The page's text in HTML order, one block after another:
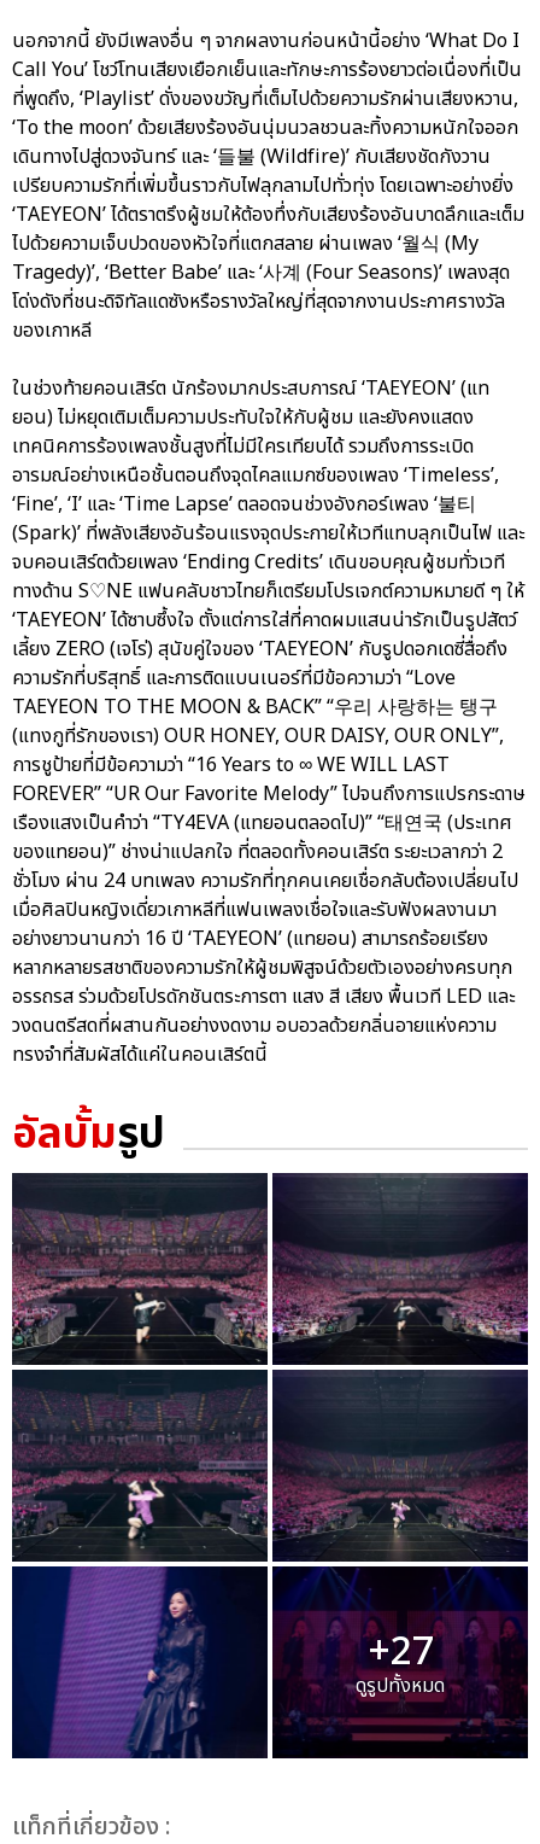
นอกจากนี้ ยังมีเพลงอื่น ๆ จากผลงานก่อนหน้านี้อย่าง ‘What Do I
Call You’ โชว์โทนเสียงเยือกเย็นและทักษะการร้องยาวต่อเนื่องที่เป็น
ที่พูดถึง, ‘Playlist’ ดั่งของขวัญที่เต็มไปด้วยความรักผ่านเสียงหวาน,
‘To the moon’ ด้วยเสียงร้องอันนุ่มนวลชวนละทิ้งความหนักใจออก
เดินทางไปสู่ดวงจันทร์ และ ‘들불 (Wildfire)’ กับเสียงชัดกังวาน
เปรียบความรักที่เพิ่มขึ้นราวกับไฟลุกลามไปทั่วทุ่ง โดยเฉพาะอย่างยิ่ง
‘TAEYEON’ ได้ตราตรึงผู้ชมให้ต้องทึ่งกับเสียงร้องอันบาดลึกและเต็ม
ไปด้วยความเจ็บปวดของหัวใจที่แตกสลาย ผ่านเพลง ‘월식 (My
Tragedy)’, ‘Better Babe’ และ ‘사계 (Four Seasons)’ เพลงสุด
โด่งดังที่ชนะดิจิทัลแดซังหรือรางวัลใหญ่ที่สุดจากงานประกาศรางวัล
ของเกาหลี
ในช่วงท้ายคอนเสิร์ต นักร้องมากประสบการณ์ ‘TAEYEON’ (แท
ยอน) ไม่หยุดเติมเต็มความประทับใจให้กับผู้ชม และยังคงแสดง
เทคนิคการร้องเพลงชั้นสูงที่ไม่มีใครเทียบได้ รวมถึงการระเบิด
อารมณ์อย่างเหนือชั้นตอนถึงจุดไคลแมกซ์ของเพลง ‘Timeless’,
‘Fine’, ‘I’ และ ‘Time Lapse’ ตลอดจนช่วงอังกอร์เพลง ‘불티
(Spark)’ ที่พลังเสียงอันร้อนแรงจุดประกายให้เวทีแทบลุกเป็นไฟ และ
จบคอนเสิร์ตด้วยเพลง ‘Ending Credits’ เดินขอบคุณผู้ชมทั่วเวที
ทางด้าน S♡NE แฟนคลับชาวไทยก็เตรียมโปรเจกต์ความหมายดี ๆ ให้
‘TAEYEON’ ได้ซาบซึ้งใจ ตั้งแต่การใส่ที่คาดผมแสนน่ารักเป็นรูปสัตว์
เลี้ยง ZERO (เจโร่) สุนัขคู่ใจของ ‘TAEYEON’ กับรูปดอกเดซี่สื่อถึง
ความรักที่บริสุทธิ์ และการติดแบนเนอร์ที่มีข้อความว่า “Love
TAEYEON TO THE MOON & BACK” “우리 사랑하는 탱구
(แทงกูที่รักของเรา) OUR HONEY, OUR DAISY, OUR ONLY”,
การชูป้ายที่มีข้อความว่า “16 Years to ∞ WE WILL LAST
FOREVER” “UR Our Favorite Melody” ไปจนถึงการแปรกระดาษ
เรืองแสงเป็นคำว่า “TY4EVA (แทยอนตลอดไป)” “태연국 (ประเทศ
ของแทยอน)” ช่างน่าแปลกใจ ที่ตลอดทั้งคอนเสิร์ต ระยะเวลากว่า 2
ชั่วโมง ผ่าน 24 บทเพลง ความรักที่ทุกคนเคยเชื่อกลับต้องเปลี่ยนไป
เมื่อศิลปินหญิงเดี่ยวเกาหลีที่แฟนเพลงเชื่อใจและรับฟังผลงานมา
อย่างยาวนานกว่า 16 ปี ‘TAEYEON’ (แทยอน) สามารถร้อยเรียง
หลากหลายรสชาติของความรักให้ผู้ชมพิสูจน์ด้วยตัวเองอย่างครบทุก
อรรถรส ร่วมด้วยโปรดักชันตระการตา แสง สี เสียง พื้นเวที LED และ
วงดนตรีสดที่ผสานกันอย่างงดงาม อบอวลด้วยกลิ่นอายแห่งความ
ทรงจำที่สัมผัสได้แค่ในคอนเสิร์ตนี้
อัลบั้มรูป
+27
ดูรูปทั้งหมด
เเท็กที่เกี่ยวข้อง :